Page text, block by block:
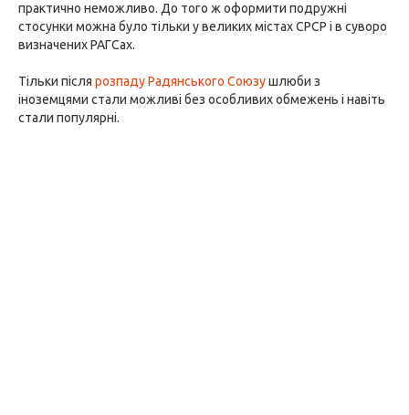
практично неможливо. До того ж оформити подружні
стосунки можна було тільки у великих містах СРСР і в суворо
визначених РАГСах.
Тільки після розпаду Радянського Союзушлюби з
іноземцями стали можливі без особливих обмежень і навіть
стали популярні.